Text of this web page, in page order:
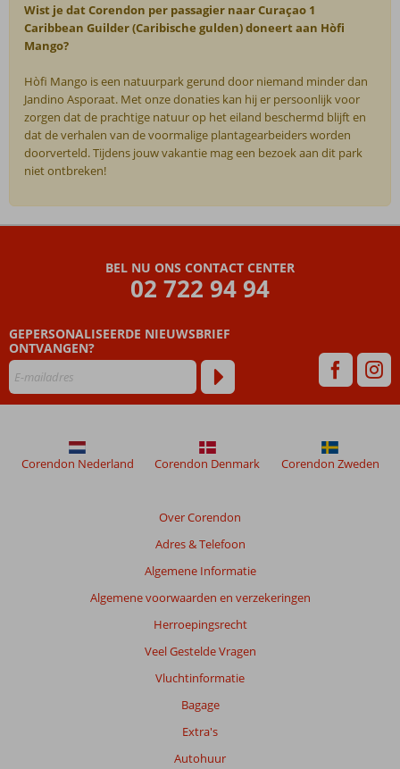
Wist je dat Corendon per passagier naar Curaçao 1
Caribbean Guilder (Caribische gulden) doneert aan Hòfi
Mango?
Hòfi Mango is een natuurpark gerund door niemand minder dan
Jandino Asporaat. Met onze donaties kan hij er persoonlijk voor
zorgen dat de prachtige natuur op het eiland beschermd blijft en
dat de verhalen van de voormalige plantagearbeiders worden
doorverteld. Tijdens jouw vakantie mag een bezoek aan dit park
niet ontbreken!
na
hun
verblijf
in
BEL NU ONS CONTACT CENTER
02 722 94 94
GEPERSONALISEERDE NIEUWSBRIEF
ONTVANGEN?
Over Corendon
Adres & Telefoon
Algemene Informatie
Algemene voorwaarden en verzekeringen
Herroepingsrecht
Veel Gestelde Vragen
Vluchtinformatie
Bagage
Extra's
Autohuur
Corendon Nederland Corendon Denmark Corendon Zweden